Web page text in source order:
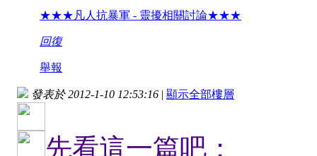
★★★凡人抗暴軍 - 靈擾相關討論★★★
回復
舉報
發表於 2012-1-10 12:53:16 | 顯示全部樓層
先看這一篇吧：